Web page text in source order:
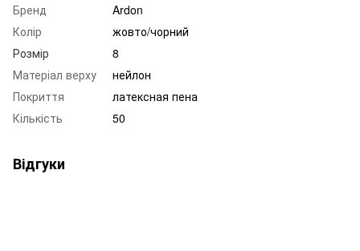
Бренд
Ardon
Колір
жовто/чорний
Розмір
8
Матеріал верху
нейлон
Покриття
латексная пена
Кількість
50
Відгуки